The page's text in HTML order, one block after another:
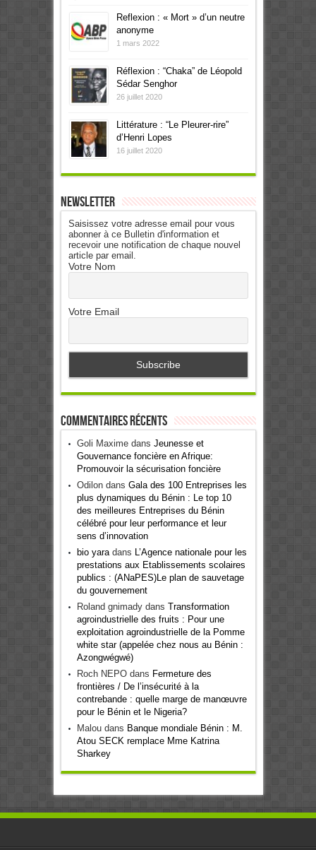
Reflexion : « Mort » d’un neutre
anonyme
1 mars 2022
Réflexion : “Chaka” de Léopold
Sédar Senghor
26 juillet 2020
Littérature : “Le Pleurer-rire”
d’Henri Lopes
16 juillet 2020
Newsletter
Saisissez votre adresse email pour vous
abonner à ce Bulletin d'information et
recevoir une notification de chaque nouvel
article par email.
Votre Nom
Votre Email
Commentaires récents
Goli Maximedans Jeunesse et
Gouvernance foncière en Afrique:
Promouvoir la sécurisation foncière
Odilondans Gala des 100 Entreprises les
plus dynamiques du Bénin : Le top 10
des meilleures Entreprises du Bénin
célébré pour leur performance et leur
sens d’innovation
bio yaradans
L’Agence nationale pour les
prestations aux Etablissements scolaires
publics : (ANaPES)Le plan de sauvetage
du gouvernement
Roland gnimadydans Transformation
agroindustrielle des fruits : Pour une
exploitation agroindustrielle de la Pomme
white star (appelée chez nous au Bénin :
Azongwégwé)
Roch NEPOdans Fermeture des
frontières / De l’insécurité à la
contrebande : quelle marge de manœuvre
pour le Bénin et le Nigeria?
Maloudans Banque mondiale Bénin : M.
Atou SECK remplace Mme Katrina
Sharkey